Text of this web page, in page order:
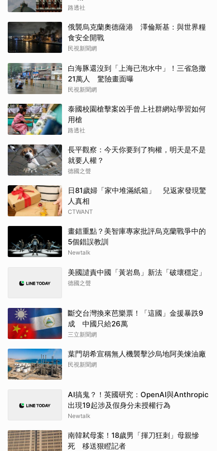
路透社
俄襲烏克蘭奧德薩港 澤倫斯基：與世界糧
食安全開戰
民視新聞網
白海豚還沒到「上海已泡水中」！三省急撤
21萬人 驚險畫面曝
民視新聞網
泰國校園槍擊案凶手曾上社群網站學習如何
用槍
路透社
長平觀察：今天你要到了狗權，明天是不是
就要人權？
德國之聲
日81歲婦「家中堆滿紙箱」 兒返家發現驚
人真相
CTWANT
畫錯重點？美智庫專家批評烏克蘭戰爭中的
5個錯誤教訓
Newtalk
美國譴責中國「黃岩島」新法「破壞穩定」
德國之聲
斷交台灣換來芭樂票！「這國」金援暴跌9
成 中國只給26萬
三立新聞網
葉門胡希宣稱無人機襲擊沙烏地阿美煉油廠
民視新聞網
AI搞鬼？！英國研究：OpenAI與Anthropic
出現19起涉及假身分未授權行為
Newtalk
南韓弒母案！18歲男「揮刀狂刺」母親慘
死 移送狠瞪記者